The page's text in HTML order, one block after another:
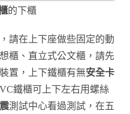
的下櫃
，請在上下座做些固定的動
櫃、直立式公文櫃，請先
裝置，上下鐵櫃有無安全卡
鐵櫃可上下左右用螺絲
測試中心看過測試，在五